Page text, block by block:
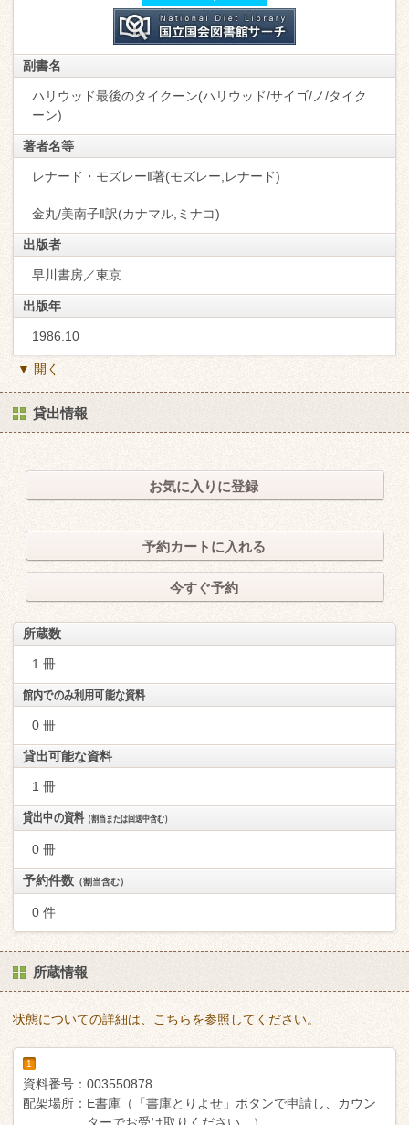
副書名
ハリウッド最後のタイクーン(ハリウッド/サイゴ/ノ/タイク
ーン)
著者名等
レナード・モズレー‖著(モズレー,レナード)
金丸/美南子‖訳(カナマル,ミナコ)
出版者
早川書房／東京
出版年
1986.10
▼ 開く
貸出情報
お気に入りに登録
予約カートに入れる
今すぐ予約
所蔵数
1 冊
館内でのみ利用可能な資料
0 冊
貸出可能な資料
1 冊
貸出中の資料（割当または回送中含む）
0 冊
予約件数 （割当含む）
0 件
所蔵情報
状態についての詳細は、こちらを参照してください。
1
資料番号： 003550878
配架場所： E書庫（「書庫とりよせ」ボタンで申請し、カウン
ターでお受け取りください。）